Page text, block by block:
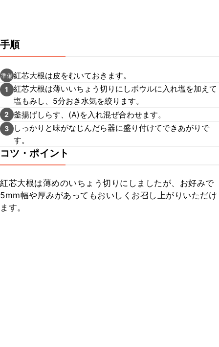
手順
準備紅芯大根は皮をむいておきます。
1
紅芯大根は薄いいちょう切りにしボウルに入れ塩を加えて
塩もみし、5分おき水気を絞ります。
2 釜揚げしらす、(A)を入れ混ぜ合わせます。
3
しっかりと味がなじんだら器に盛り付けてできあがりで
す。
コツ・ポイント
紅芯大根は薄めのいちょう切りにしましたが、お好みで
5mm幅や厚みがあってもおいしくお召し上がりいただけ
ます。